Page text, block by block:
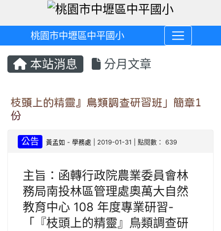
桃園市中壢區中平國小
本站消息 分月文章
枝頭上的精靈』鳥類調查研習班」簡章1
份
公告 黃孟如 -學務處 | 2019-01-31 | 點閱數： 639
主旨：函轉行政院農業委員會林
務局南投林區管理處奧萬大自然
教育中心 108 年度專業研習-
「『枝頭上的精靈』鳥類調查研